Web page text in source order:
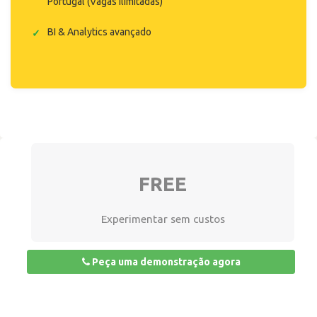
BI & Analytics avançado
FREE
Experimentar sem custos
Peça uma demonstração agora